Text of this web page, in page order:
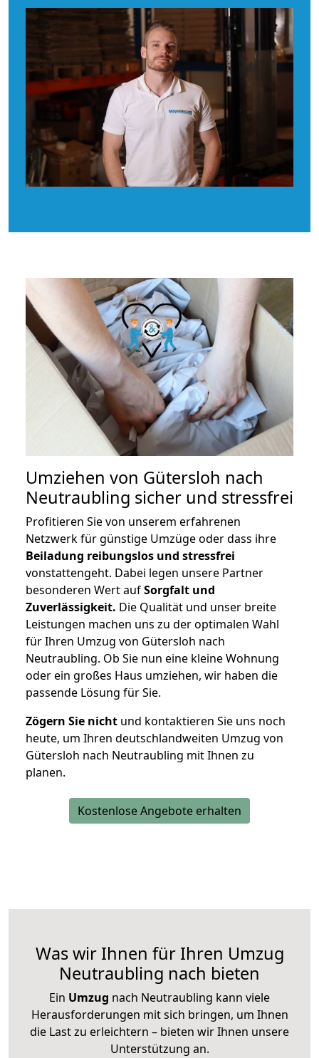
Umziehen von Gütersloh nach
Neutraubling sicher und stressfrei
Profitieren Sie von unserem erfahrenen
Netzwerk für günstige Umzüge oder dass ihre
Beiladung reibungslos und stressfrei
vonstattengeht. Dabei legen unsere Partner
besonderen Wert aufSorgfalt und
Zuverlässigkeit. Die Qualität und unser breite
Leistungen machen uns zu der optimalen Wahl
für Ihren Umzug von Gütersloh nach
Neutraubling. Ob Sie nun eine kleine Wohnung
oder ein großes Haus umziehen, wir haben die
passende Lösung für Sie.
Zögern Sie nicht und kontaktieren Sie uns noch
heute, um Ihren deutschlandweiten Umzug von
Gütersloh nach Neutraubling mit Ihnen zu
planen.
Kostenlose Angebote erhalten
Was wir Ihnen für Ihren Umzug
Neutraubling nach bieten
Ein Umzug nach Neutraubling kann viele
Herausforderungen mit sich bringen, um Ihnen
die Last zu erleichtern – bieten wir Ihnen unsere
Unterstützung an.